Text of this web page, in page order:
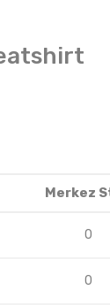
Merkez
0
0